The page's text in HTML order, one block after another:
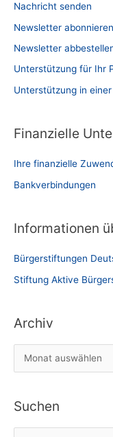
Nachricht senden
Newsletter abonnieren
Newsletter
Unterstützung für Ihr
Unterstützung in
Finanzielle
Ihre finanzielle
Bankverbindungen
Informationen
Bürgerstiftungen
Stiftung Aktive
Archiv
r
h
i
Suchen